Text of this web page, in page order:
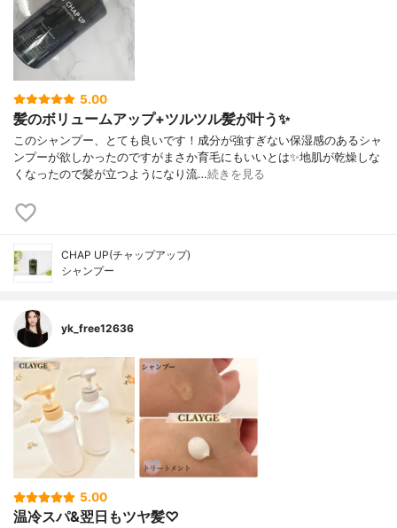
5.00
髪のボリュームアップ+ツルツル髪が叶う✨
このシャンプー、とても良いです！成分が強すぎない保湿感のあるシャ
ンプーが欲しかったのですがまさか育毛にもいいとは✨地肌が乾燥しな
くなったので髪が立つようになり流…続きを見る
CHAP UP(チャップアップ)
シャンプー
yk_free12636
5.00
温冷スパ&翌日もツヤ髪♡